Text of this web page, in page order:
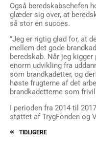
Også beredskabschefen
glæder sig over, at
så stor en succes.
”Jeg er rigtig glad for, at
mellem det gode
beredskab. Når jeg kigger
enorm udvikling fra
som brandkadetter, og
høste frugterne af det
brandkadetterne som
I perioden fra 2014 til
støttet af TrygFonden og
TIDLIGERE